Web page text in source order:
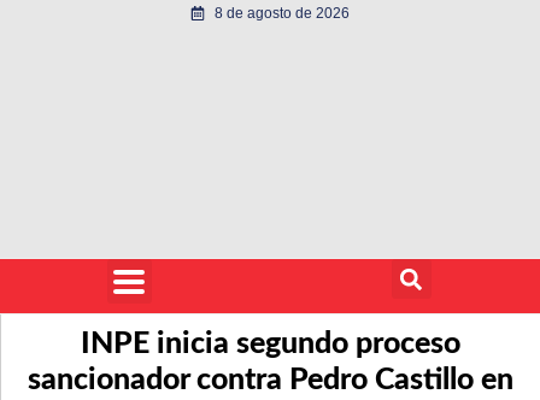
8 de agosto de 2026
INPE inicia segundo proceso
sancionador contra Pedro Castillo en